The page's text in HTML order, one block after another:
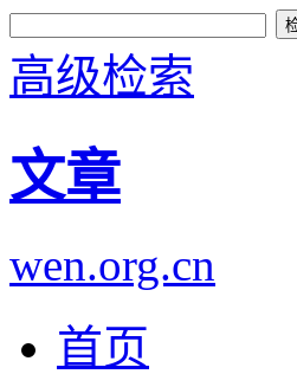
高级检索
文章
wen.org.cn
首页